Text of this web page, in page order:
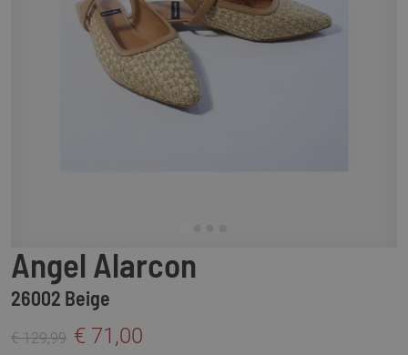
Angel Alarcon
26002 Beige
€ 129,99 € 71,00